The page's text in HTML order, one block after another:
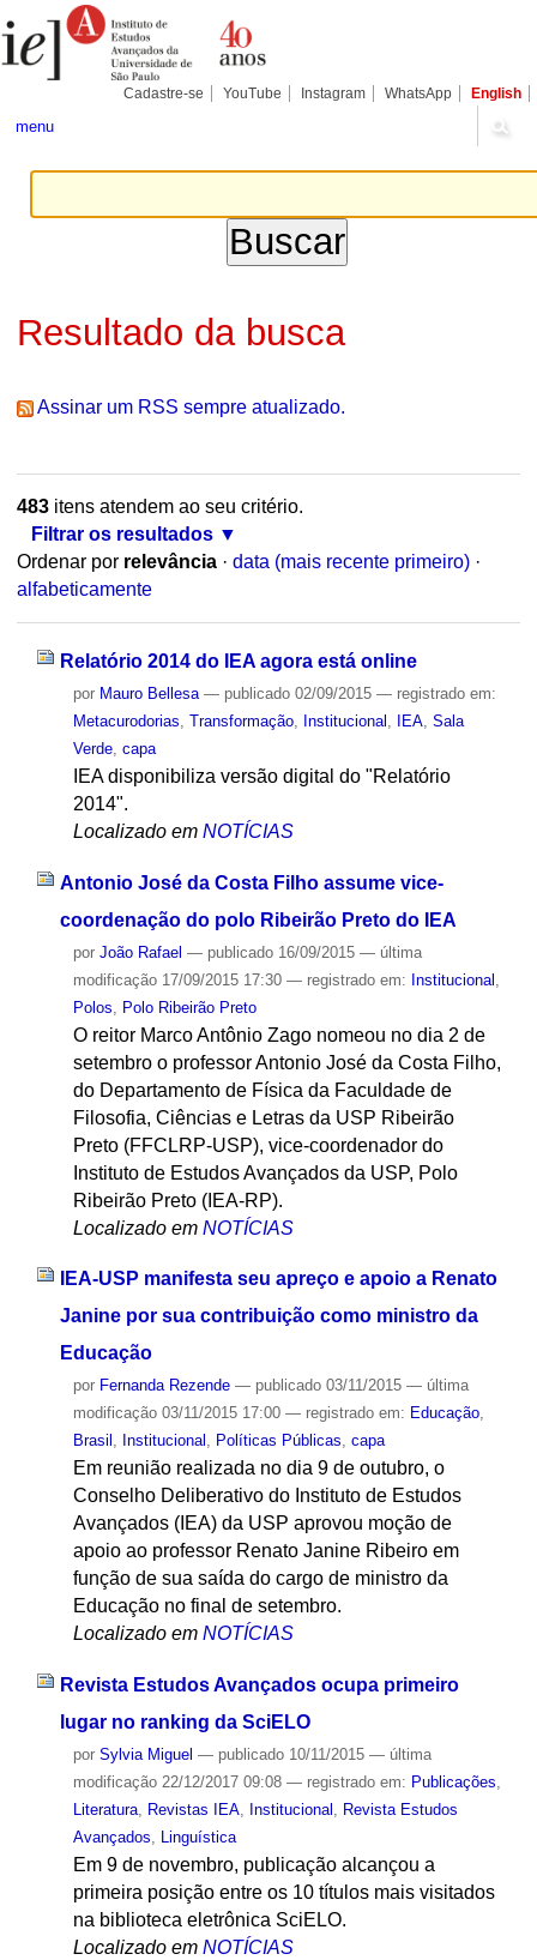
para
conteúdo.
Pessoais
Cadastre-se YouTube Instagram WhatsApp English
menu
Resultado da busca
Assinar um RSS sempre atualizado.
483itens atendem ao seu critério.
Filtrar os resultados
Ordenar por relevância · data (mais recente primeiro) ·
alfabeticamente
Relatório 2014 do IEA agora está online
por Mauro Bellesa — publicado02/09/2015 — registrado em:
Metacurodorias Transformação, Institucional IEA, Sala
Verde, capa
IEA disponibiliza versão digital do "Relatório
2014".
Localizado em NOTÍCIAS
Antonio José da Costa Filho assume vice-
coordenação do polo Ribeirão Preto do IEA
por João Rafael — publicado16/09/2015 — última
modificação17/09/2015 17:30 — registrado em: Institucional
Polos
Polo Ribeirão Preto
O reitor Marco Antônio Zago nomeou no dia 2 de
setembro o professor Antonio José da Costa Filho,
do Departamento de Física da Faculdade de
Filosofia, Ciências e Letras da USP Ribeirão
Preto (FFCLRP-USP), vice-coordenador do
Instituto de Estudos Avançados da USP, Polo
Ribeirão Preto (IEA-RP).
Localizado em NOTÍCIAS
IEA-USP manifesta seu apreço e apoio a Renato
Janine por sua contribuição como ministro da
Educação
por Fernanda Rezende — publicado03/11/2015 — última
modificação03/11/2015 17:00 — registrado em: Educação,
Brasil , Institucional , Políticas Públicas, capa
Em reunião realizada no dia 9 de outubro, o
Conselho Deliberativo do Instituto de Estudos
Avançados (IEA) da USP aprovou moção de
apoio ao professor Renato Janine Ribeiro em
função de sua saída do cargo de ministro da
Educação no final de setembro.
Localizado em NOTÍCIAS
Revista Estudos Avançados ocupa primeiro
lugar no ranking da SciELO
por Sylvia Miguel — publicado10/11/2015 — última
modificação22/12/2017 09:08 — registrado em: Publicações,
Literatura, Revistas IEA, Institucional , Revista Estudos
Avançados, Linguística
Em 9 de novembro, publicação alcançou a
primeira posição entre os 10 títulos mais visitados
na biblioteca eletrônica SciELO.
Localizado em NOTÍCIAS